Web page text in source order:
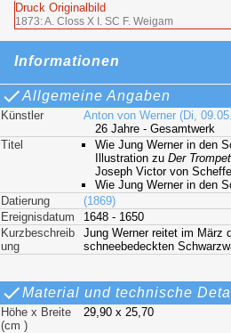
Druck Originalbild
1873: A. Closs X I. SC F. Weigam
Informationen
Allgemeine Angaben
Künstler Anton von Werner (Di,
26 Jahre - Gesamtwerk
Titel
Wie Jung Werner in den
Illustration zuDer
Joseph Victor von Scheffel
Wie Jung Werner in den
Datierung
(1869)
Ereignisdatum
1648 - 1650
Kurzbeschreib
ung
Jung Werner reitet im März
schneebedeckten
Material und technische
Höhe x Breite
(cm )
29,90 x 25,70